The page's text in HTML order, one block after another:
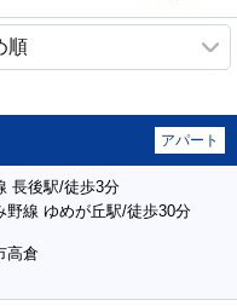
アパート
長後駅/徒歩3分
野線 ゆめが丘駅/徒歩30分
高倉